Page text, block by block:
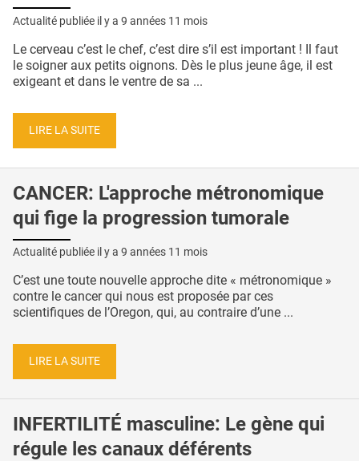
Actualité publiée il y a 9 années 11 mois
Le cerveau c’est le chef, c’est dire s’il est important ! Il faut
le soigner aux petits oignons. Dès le plus jeune âge, il est
exigeant et dans le ventre de sa ...
LIRE LA SUITE
CANCER: L'approche métronomique
qui fige la progression tumorale
Actualité publiée il y a 9 années 11 mois
C’est une toute nouvelle approche dite « métronomique »
contre le cancer qui nous est proposée par ces
scientifiques de l’Oregon, qui, au contraire d’une ...
LIRE LA SUITE
INFERTILITÉ masculine: Le gène qui
régule les canaux déférents